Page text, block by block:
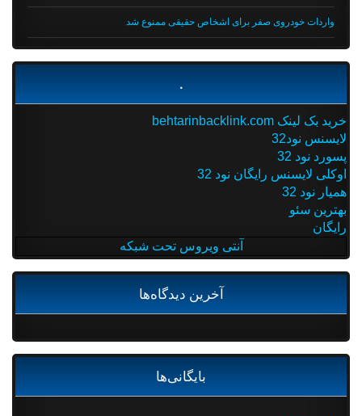
واردات خودروی صفر برای اشخاص حقیقی ممنوع شد
خرید بک لینک behtarinbacklink.com
لایسنس نود32
پسورد نود 32
اوکلی لایسنس رایگان نود 32
همیار نود 32
بهترین سئو
رایگان
آنتی ویروس تحت شبکه
آخرین دیدگاه‌ها
بایگانی‌ها